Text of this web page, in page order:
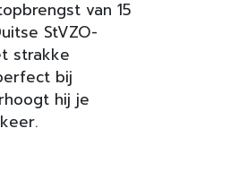
van 15
StVZO-
strakke
bij
hij je